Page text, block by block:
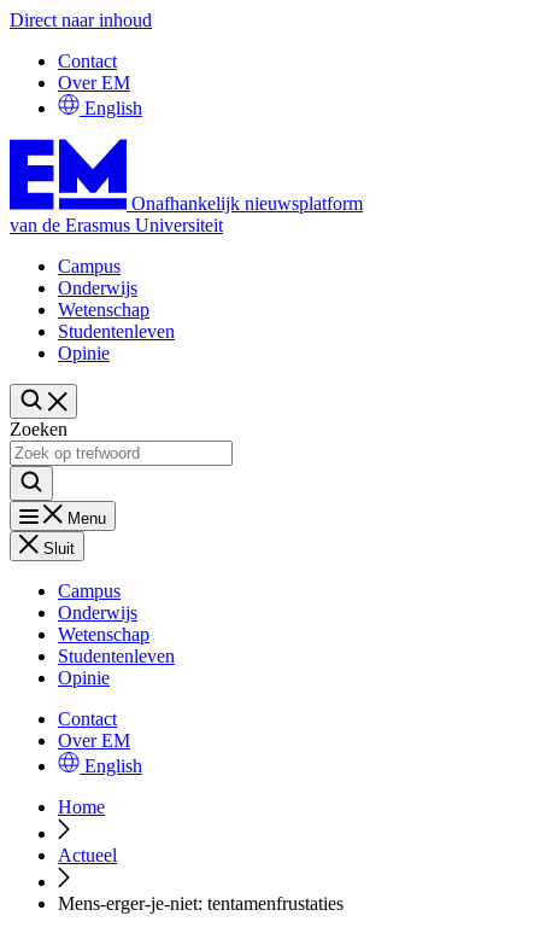
Direct naar inhoud
Contact
Over EM
English
Onafhankelijk nieuwsplatform
van de Erasmus Universiteit
Campus
Onderwijs
Wetenschap
Studentenleven
Opinie
Zoeken
Menu
Sluit
Campus
Onderwijs
Wetenschap
Studentenleven
Opinie
Contact
Over EM
English
Home
Actueel
Mens-erger-je-niet: tentamenfrustaties